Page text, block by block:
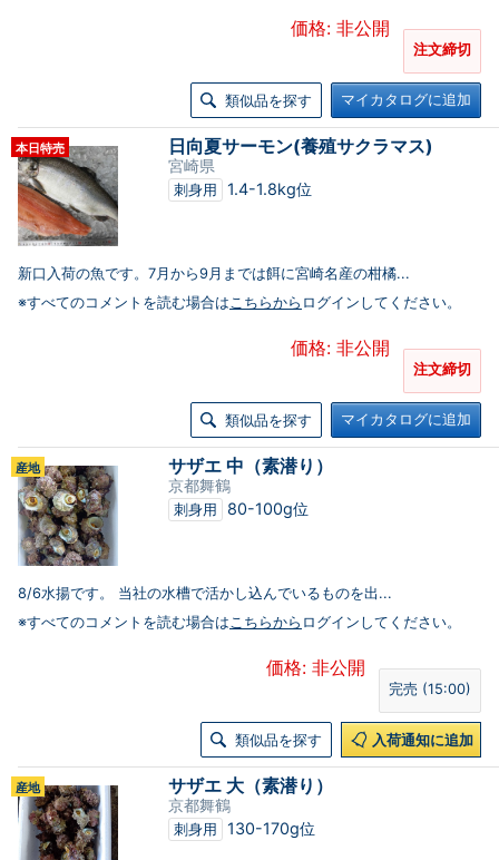
価格: 非公開
注文締切
類似品を探す マイカタログに追加
本日特売 日向夏サーモン(養殖サクラマス)
宮崎県
刺身用 1.4-1.8kg位
新口入荷の魚です。7月から9月までは餌に宮崎名産の柑橘...
※すべてのコメントを読む場合はこちらから ログインしてください。
価格: 非公開
注文締切
類似品を探す マイカタログに追加
産地 サザエ 中（素潜り）
京都舞鶴
刺身用 80-100g位
8/6水揚です。 当社の水槽で活かし込んでいるものを出...
※すべてのコメントを読む場合はこちらから ログインしてください。
価格: 非公開
完売 (15:00)
類似品を探す 入荷通知に追加
産地 サザエ 大（素潜り）
京都舞鶴
刺身用 130-170g位